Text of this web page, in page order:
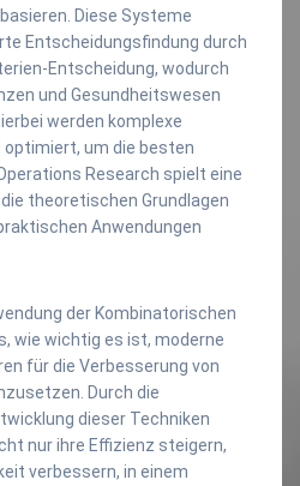
Diese Systeme
Entscheidungsfindung durch
Entscheidung, wodurch
und Gesundheitswesen
werden komplexe
um die besten
Research spielt eine
theoretischen Grundlagen
Anwendungen
der Kombinatorischen
wie wichtig es ist, moderne
für die Verbesserung von
Durch die
dieser Techniken
nur ihre Effizienz steigern,
verbessern, in einem